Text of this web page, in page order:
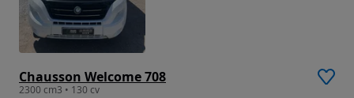
Chausson Welcome 708
2300 cm3 • 130 cv